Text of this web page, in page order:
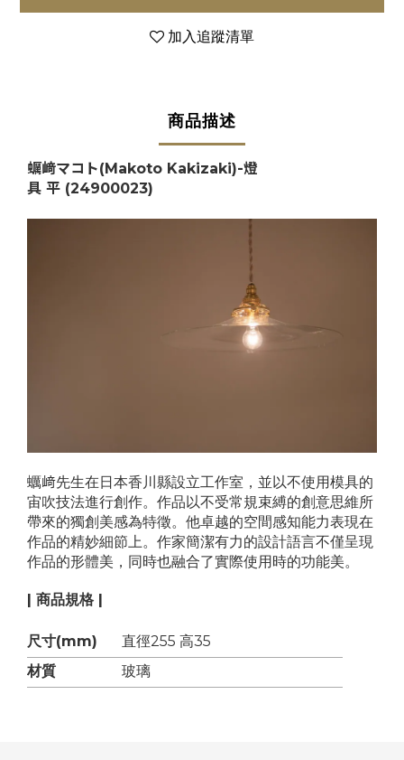
加入追蹤清單
商品描述
蠣﨑マコト(Makoto Kakizaki)-燈
具 平 (24900023)
蠣﨑先生在日本香川縣設立工作室，並以不使用模具的
宙吹技法進行創作。作品以不受常規束縛的創意思維所
帶來的獨創美感為特徵。他卓越的空間感知能力表現在
作品的精妙細節上。作家簡潔有力的設計語言不僅呈現
作品的形體美，同時也融合了實際使用時的功能美。
| 商品規格 |
尺寸(mm)
直徑255 高35
材質
玻璃